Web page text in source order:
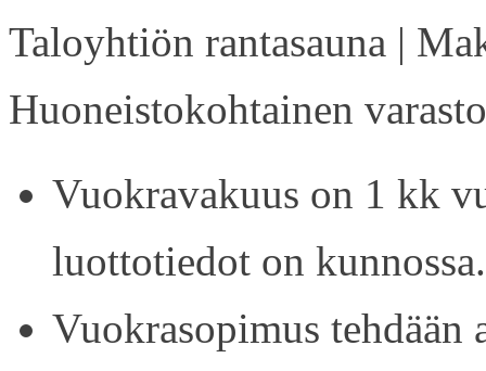
Taloyhtiön rantasauna |
Huoneistokohtainen
Vuokravakuus on 1 kk
luottotiedot on kunnossa.
Vuokrasopimus tehdään